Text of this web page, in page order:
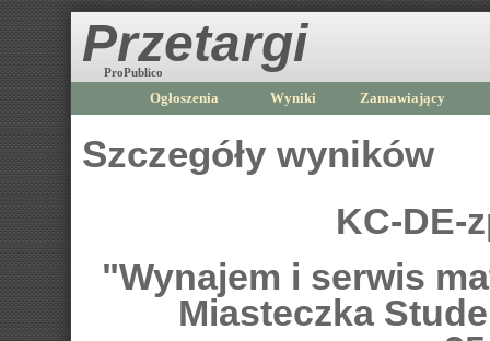
Przetargi
ProPublico
Ogłoszenia Wyniki Zamawiający
Szczegóły wyników
KC-DE-
"Wynajem i serwis
Miasteczka